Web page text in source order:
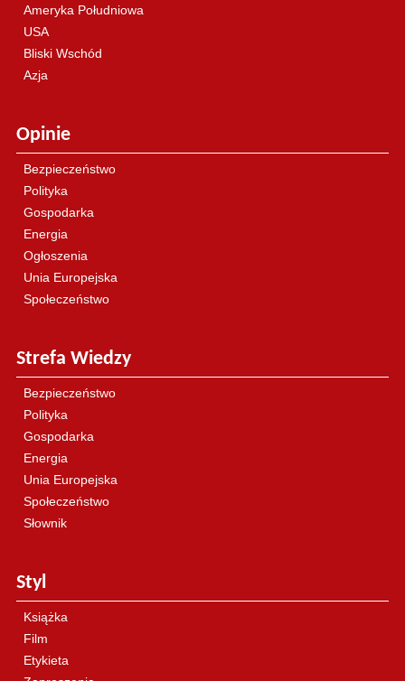
Ameryka Południowa
USA
Bliski Wschód
Azja
Opinie
Bezpieczeństwo
Polityka
Gospodarka
Energia
Ogłoszenia
Unia Europejska
Społeczeństwo
Strefa Wiedzy
Bezpieczeństwo
Polityka
Gospodarka
Energia
Unia Europejska
Społeczeństwo
Słownik
Styl
Książka
Film
Etykieta